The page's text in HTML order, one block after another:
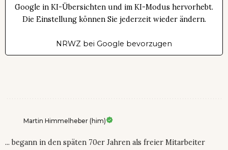
Google in KI-Übersichten und im KI-Modus hervorhebt.
Die Einstellung können Sie jederzeit wieder ändern.
NRWZ bei Google bevorzugen
Martin Himmelheber (him)
... begann in den späten 70er Jahren als freier Mitarbeiter